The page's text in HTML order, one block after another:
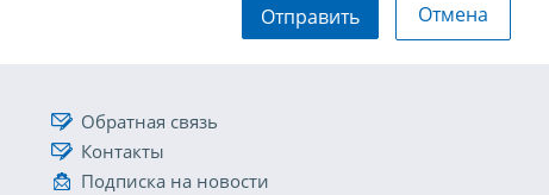
Отправить Отмена
Обратная связь
Контакты
Подписка на новости